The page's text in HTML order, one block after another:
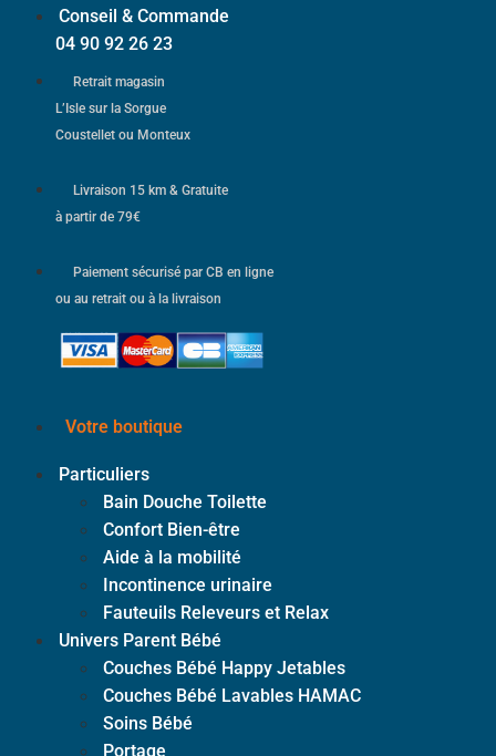
Conseil & Commande
04 90 92 26 23
Retrait magasin
L’Isle sur la Sorgue
Coustellet ou Monteux
Livraison 15 km & Gratuite
à partir de 79€
Paiement sécurisé par CB en ligne
ou au retrait ou à la livraison
Votre boutique
Particuliers
Bain Douche Toilette
Confort Bien-être
Aide à la mobilité
Incontinence urinaire
Fauteuils Releveurs et Relax
Univers Parent Bébé
Couches Bébé Happy Jetables
Couches Bébé Lavables HAMAC
Soins Bébé
Portage